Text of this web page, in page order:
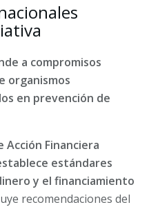
a compromisos
organismos
en prevención de
Acción Financiera
estándares
y el financiamiento
recomendaciones del